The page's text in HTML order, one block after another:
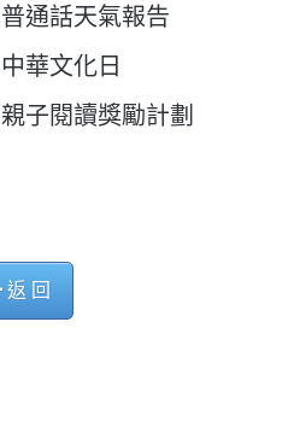
普通話天氣報告
中華文化日
親子閱讀獎勵計劃
返 回